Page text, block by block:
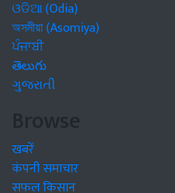
ଓଡିଆ (Odia)
অসমীয়া (Asomiya)
ਪੰਜਾਬੀ
తెలుగు
ગુજરાતી
Browse
खबरें
कंपनी समाचार
सफल किसान